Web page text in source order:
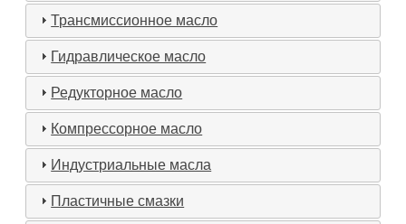
Трансмиссионное масло
Гидравлическое масло
Редукторное масло
Компрессорное масло
Индустриальные масла
Пластичные смазки